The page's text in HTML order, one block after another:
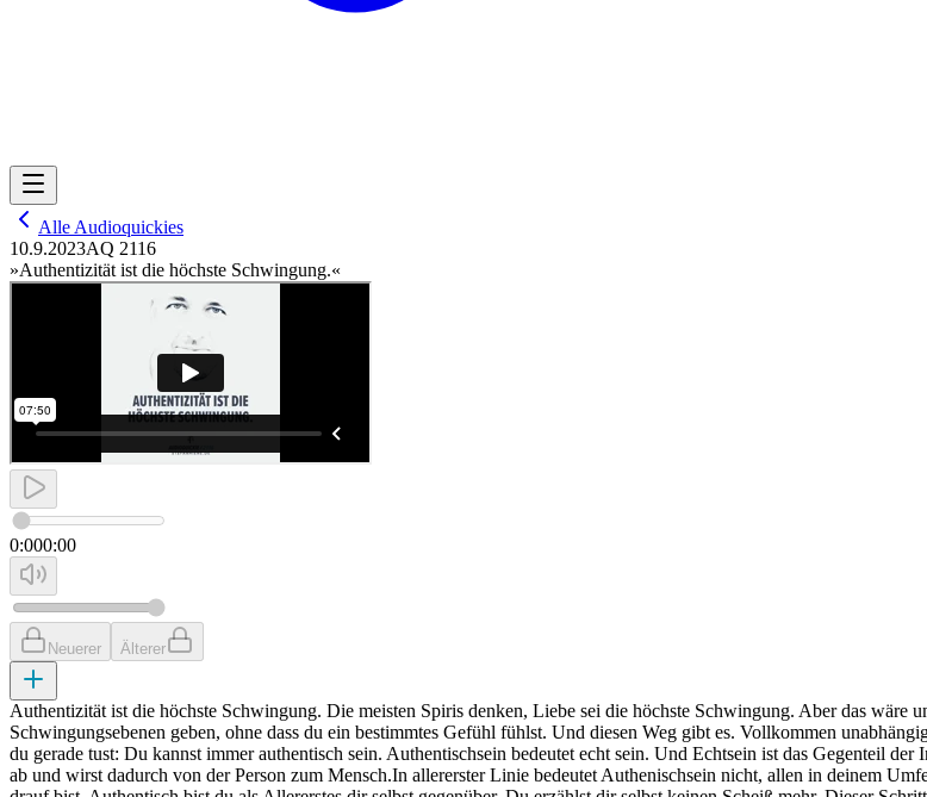
Alle Audioquickies
10.9.2023AQ 2116
»Authentizität ist die höchste Schwingung.«
0:000:00
Neuerer Älterer
Authentizität ist die höchste Schwingung. Die meisten Spiris denken, Liebe sei die höchste Schwingung. Aber das wäre
Schwingungsebenen geben, ohne dass du ein bestimmtes Gefühl fühlst. Und diesen Weg gibt es. Vollkommen
du gerade tust: Du kannst immer authentisch sein. Authentischsein bedeutet echt sein. Und Echtsein ist das Gegenteil
ab und wirst dadurch von der Person zum Mensch.In allererster Linie bedeutet Authenischsein nicht, allen in deinem